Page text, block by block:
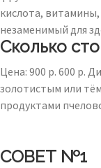
кислота,
незаменимый для
Сколько
Цена: 900 р. 600 р.
золотистым или
продуктами
СОВЕТ №1